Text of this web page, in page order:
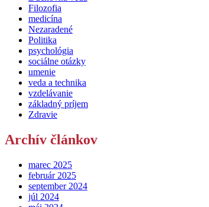
Filozofia
medicína
Nezaradené
Politika
psychológia
sociálne otázky
umenie
veda a technika
vzdelávanie
základný príjem
Zdravie
Archív článkov
marec 2025
február 2025
september 2024
júl 2024